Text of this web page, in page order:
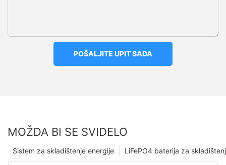
POŠALJITE UPIT SADA
MOŽDA BI SE SVIDELO
LiFePO4 baterija za
Sistem za skladištenje energije